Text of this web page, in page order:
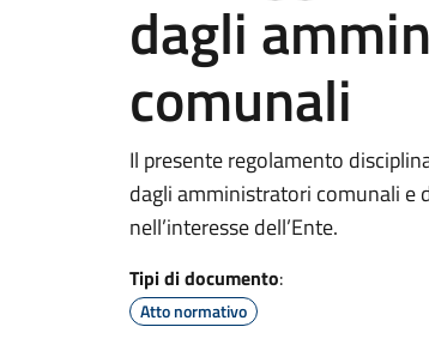
dagli
comunali
Il presente regolamento
dagli amministratori comunali e
nell’interesse dell’Ente.
Tipi di documento:
Atto normativo